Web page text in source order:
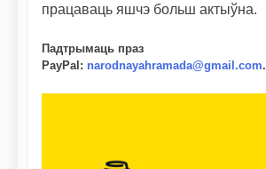
працаваць яшчэ больш актыўна.
Падтрымаць праз
PayPal : narodnayahramada@gmail.com.